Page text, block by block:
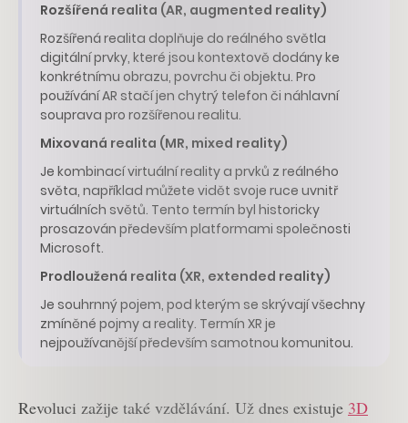
Rozšířená realita (AR, augmented reality)
Rozšířená realita doplňuje do reálného světla
digitální prvky, které jsou kontextově dodány ke
konkrétnímu obrazu, povrchu či objektu. Pro
používání AR stačí jen chytrý telefon či náhlavní
souprava pro rozšířenou realitu.
Mixovaná realita (MR, mixed reality)
Je kombinací virtuální reality a prvků z reálného
světa, například můžete vidět svoje ruce uvnitř
virtuálních světů. Tento termín byl historicky
prosazován především platformami společnosti
Microsoft.
Prodloužená realita (XR, extended reality)
Je souhrnný pojem, pod kterým se skrývají všechny
zmíněné pojmy a reality. Termín XR je
nejpoužívanější především samotnou komunitou.
Revoluci zažije také vzdělávání. Už dnes existuje 3D